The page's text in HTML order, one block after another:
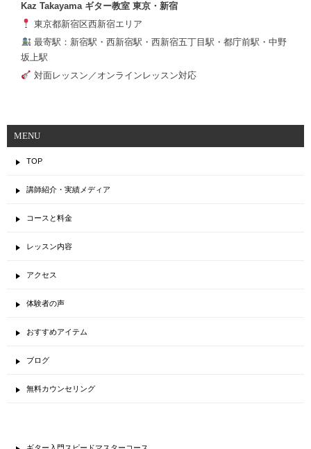
Kaz Takayama ギター教室 東京・新宿
東京都新宿区西新宿エリア
最寄駅：新宿駅・西新宿駅・西新宿五丁目駅・都庁前駅・中野
坂上駅
対面レッスン／オンラインレッスン対応
MENU
TOP
講師紹介・実績メディア
コースと料金
レッスン内容
アクセス
体験者の声
おすすめアイテム
ブログ
無料カウンセリング